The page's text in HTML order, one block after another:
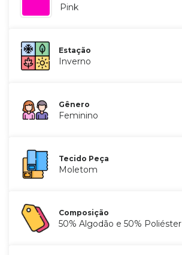
Pink
Estação
Inverno
Gênero
Feminino
Tecido Peça
Moletom
Composição
50% Algodão e 50% Poliéster